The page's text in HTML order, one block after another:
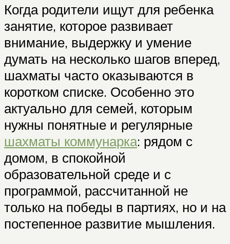
Когда родители ищут для ребенка
занятие, которое развивает
внимание, выдержку и умение
думать на несколько шагов вперед,
шахматы часто оказываются в
коротком списке. Особенно это
актуально для семей, которым
нужны понятные и регулярные
шахматы коммунарка: рядом с
домом, в спокойной
образовательной среде и с
программой, рассчитанной не
только на победы в партиях, но и на
постепенное развитие мышления.